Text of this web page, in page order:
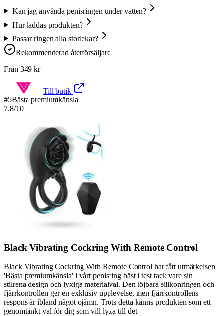
Kan jag använda penisringen under vatten?
Hur laddas produkten?
Passar ringen alla storlekar?
Rekommenderad återförsäljare
Från 349 kr
Till butik
#5Bästa premiumkänsla
7.8/10
Black Vibrating Cockring With Remote Control
Black Vibrating Cockring With Remote Control har fått utmärkelsen
'Bästa premiumkänsla' i vårt penisring bäst i test tack vare sin
stilrena design och lyxiga materialval. Den töjbara silikonringen och
fjärrkontrollen ger en exklusiv upplevelse, men fjärrkontrollens
respons är ibland något ojämn. Trots detta känns produkten som ett
genomtänkt val för dig som vill lyxa till det.